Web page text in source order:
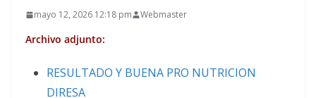
mayo 12, 2026 12:18 pm Webmaster
Archivo adjunto:
RESULTADO Y BUENA PRO NUTRICION
DIRESA